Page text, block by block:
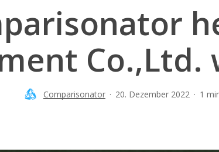
Co.,Ltd.
Comparisonator 20. Dezember 2022 1